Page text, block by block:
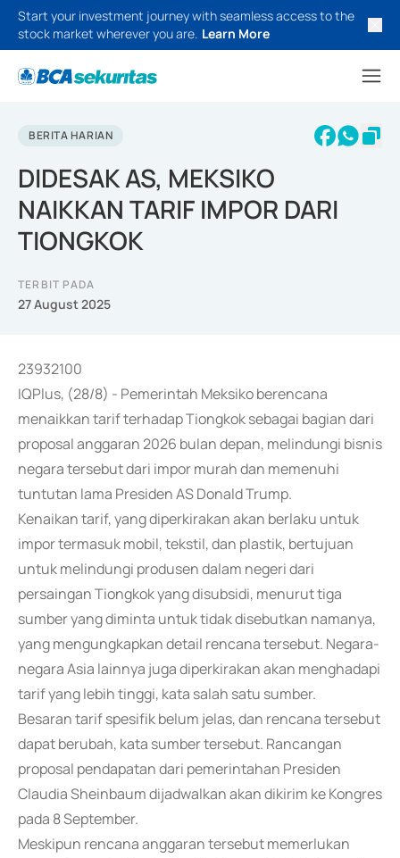
Start your investment journey with seamless access to the
stock market wherever you are. Learn More
BERITA HARIAN
DIDESAK AS, MEKSIKO
NAIKKAN TARIF IMPOR DARI
TIONGKOK
TERBIT PADA
27 August 2025
23932100
IQPlus, (28/8) - Pemerintah Meksiko berencana
menaikkan tarif terhadap Tiongkok sebagai bagian dari
proposal anggaran 2026 bulan depan, melindungi bisnis
negara tersebut dari impor murah dan memenuhi
tuntutan lama Presiden AS Donald Trump.
Kenaikan tarif, yang diperkirakan akan berlaku untuk
impor termasuk mobil, tekstil, dan plastik, bertujuan
untuk melindungi produsen dalam negeri dari
persaingan Tiongkok yang disubsidi, menurut tiga
sumber yang diminta untuk tidak disebutkan namanya,
yang mengungkapkan detail rencana tersebut. Negara-
negara Asia lainnya juga diperkirakan akan menghadapi
tarif yang lebih tinggi, kata salah satu sumber.
Besaran tarif spesifik belum jelas, dan rencana tersebut
dapat berubah, kata sumber tersebut. Rancangan
proposal pendapatan dari pemerintahan Presiden
Claudia Sheinbaum dijadwalkan akan dikirim ke Kongres
pada 8 September.
Meskipun rencana anggaran tersebut memerlukan